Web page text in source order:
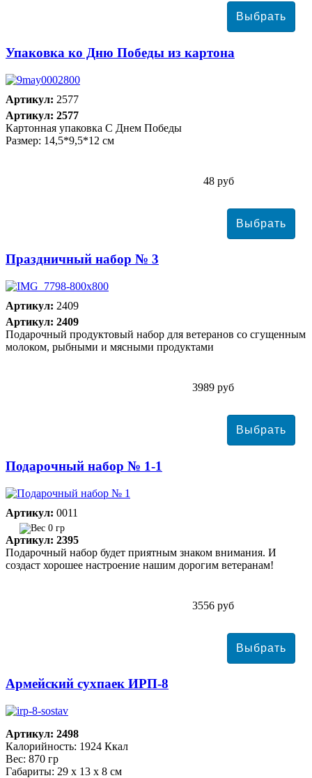
Упаковка ко Дню Победы из картона
Артикул: 2577
Артикул: 2577
Картонная упаковка С Днем Победы
Размер: 14,5*9,5*12 см
48 руб
Праздничный набор № 3
Артикул: 2409
Артикул: 2409
Подарочный продуктовый набор для ветеранов со сгущенным
молоком, рыбными и мясными продуктами
3989 руб
Подарочный набор № 1-1
Артикул: 0011
0 гр
Артикул: 2395
Подарочный набор будет приятным знаком внимания. И
создаст хорошее настроение нашим дорогим ветеранам!
3556 руб
Армейский сухпаек ИРП-8
Артикул: 2498
Калорийность: 1924 Ккал
Вес: 870 гр
Габариты: 29 х 13 х 8 см